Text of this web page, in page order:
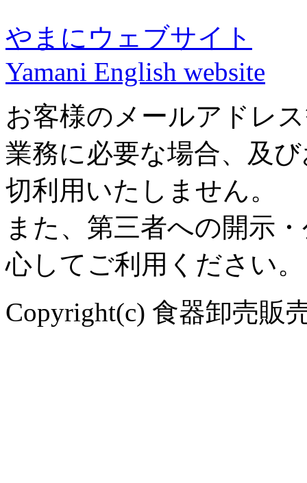
やまにウェブサイト
Yamani English website
お客様のメールアドレ
業務に必要な場合、及
切利用いたしません。
また、第三者への開示
心してご利用ください。
Copyright(c) 食器卸売販